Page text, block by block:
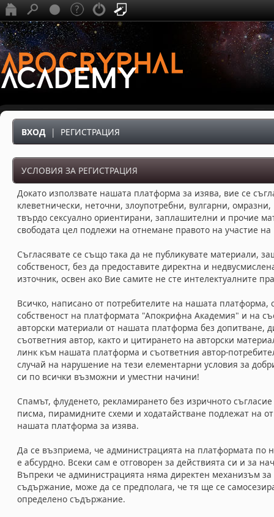
ВХОД | РЕГИСТРАЦИЯ
УСЛОВИЯ ЗА РЕГИСТРАЦИЯ
Докато използвате нашата платформа за изява, вие се
клеветнически, неточни, злоупотребни, вулгарни,
твърдо сексуално ориентирани, заплашителни и прочие
свободата цел подлежи на отнемане правото на участие
Съгласявате се също така да не публикувате материали,
собственост, без да предоставите директна и
източник, освен ако Вие самите не сте интелектуалните
Всичко, написано от потребителите на нашата платформа,
собственост на платформата "Апокрифна Академия" и на
авторски материали от нашата платформа без допитване,
съответния автор, както и цитирането на авторски
линк към нашата платформа и съответния автор-
случай на нарушение на тези елементарни условия за
си по всички възможни и уместни начини!
Спамът, флуденето, рекламирането без изричното
писма, пирамидните схеми и ходатайстване подлежат на
нашата платформа за изява.
Да се възприема, че администрацията на платформата по
е абсурдно. Всеки сам е отговорен за действията си и за
Въпреки че администрацията няма директен механизъм за
съдържание, може да се предполага, че тя ще се
определено съдържание.